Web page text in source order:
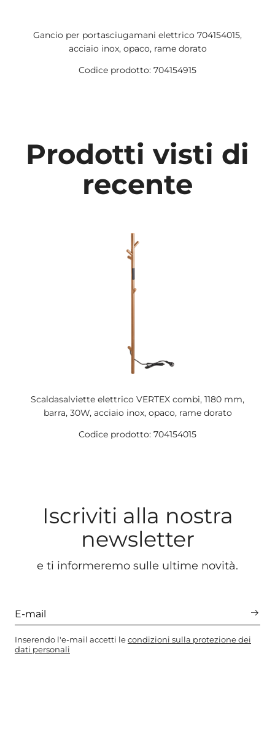
Gancio per portasciugamani elettrico 704154015,
acciaio inox, opaco, rame dorato
Codice prodotto: 704154915
Prodotti visti di
recente
Scaldasalviette elettrico VERTEX combi, 1180 mm,
barra, 30W, acciaio inox, opaco, rame dorato
Codice prodotto: 704154015
Iscriviti alla nostra
newsletter
e ti informeremo sulle ultime novità.
Inserendo l'e-mail accetti lecondizioni sulla protezione dei
dati personali